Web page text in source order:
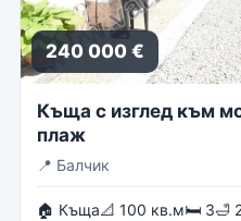
240 000 €
Къща с изглед към
плаж
📍 Балчик
🏠 Къща📐 100 кв.м🛏 3🛁